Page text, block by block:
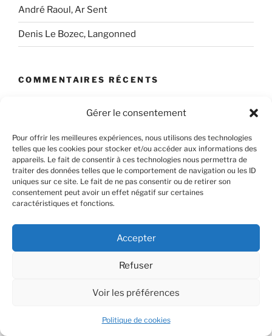
Gérer le consentement
Pour offrir les meilleures expériences, nous utilisons des technologies
telles que les cookies pour stocker et/ou accéder aux informations des
appareils. Le fait de consentir à ces technologies nous permettra de
traiter des données telles que le comportement de navigation ou les ID
uniques sur ce site. Le fait de ne pas consentir ou de retirer son
consentement peut avoir un effet négatif sur certaines
caractéristiques et fonctions.
Accepter
Refuser
Voir les préférences
Politique de cookies
André Raoul, Ar Sent
Denis Le Bozec, Langonned
COMMENTAIRES RÉCENTS
Archives
CATÉGORIES